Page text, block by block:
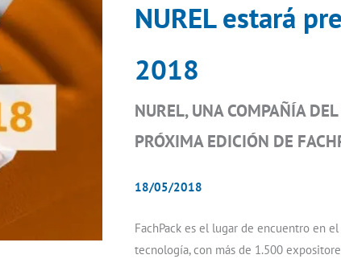
NUREL estará
2018
NUREL, UNA COMPAÑÍA
PRÓXIMA EDICIÓN DE
18/05/2018
FachPack es el lugar de encuentro en
tecnología, con más de 1.500